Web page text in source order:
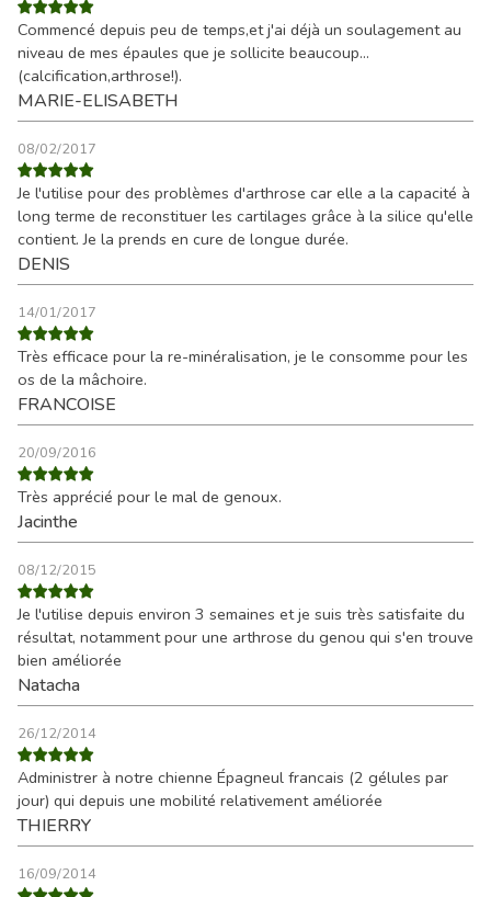
Commencé depuis peu de temps,et j'ai déjà un soulagement au
niveau de mes épaules que je sollicite beaucoup...
(calcification,arthrose!).
MARIE-ELISABETH
08/02/2017
Je l'utilise pour des problèmes d'arthrose car elle a la capacité à
long terme de reconstituer les cartilages grâce à la silice qu'elle
contient. Je la prends en cure de longue durée.
DENIS
14/01/2017
Très efficace pour la re-minéralisation, je le consomme pour les
os de la mâchoire.
FRANCOISE
20/09/2016
Très apprécié pour le mal de genoux.
Jacinthe
08/12/2015
Je l'utilise depuis environ 3 semaines et je suis très satisfaite du
résultat, notamment pour une arthrose du genou qui s'en trouve
bien améliorée
Natacha
26/12/2014
Administrer à notre chienne Épagneul francais (2 gélules par
jour) qui depuis une mobilité relativement améliorée
THIERRY
16/09/2014